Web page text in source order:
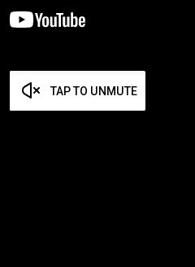
TAP TO UNMUTE